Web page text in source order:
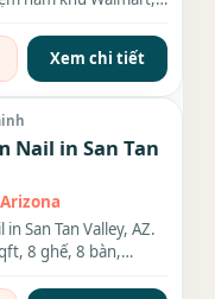
Xem chi tiết
Nail in San Tan
San Tan Valley, AZ.
8 ghế, 8 bàn,